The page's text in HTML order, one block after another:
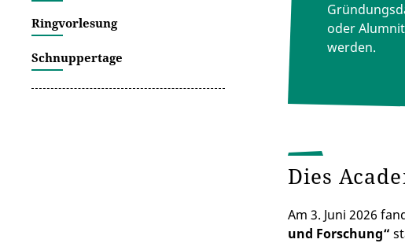
Ringvorlesung
Schnuppertage
oder
werden.
Dies
Am 3. Juni 2026
und Forschung“